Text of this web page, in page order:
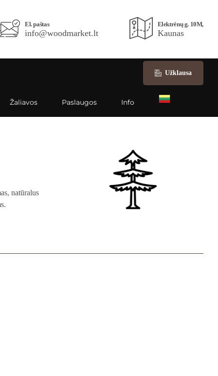
El. paštas
info@woodmarket.lt
Elektrėnų g. 10M,
Kaunas
Užklausa
Žaliavos Paslaugos Info
natūralus